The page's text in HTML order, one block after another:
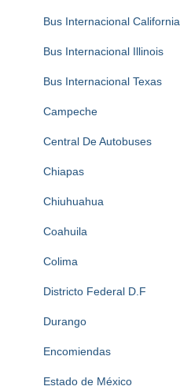
Bus Internacional California
Bus Internacional Illinois
Bus Internacional Texas
Campeche
Central De Autobuses
Chiapas
Chiuhuahua
Coahuila
Colima
Districto Federal D.F
Durango
Encomiendas
Estado de México